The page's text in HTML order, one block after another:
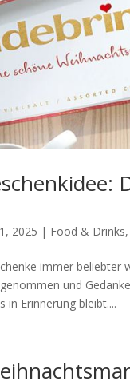
2025 | Food & Drinks,
immer beliebter
und
in Erinnerung bleibt....